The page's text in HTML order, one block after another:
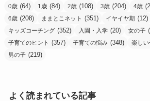
0歳 (64) 1歳 (84) 2歳 (108) 3歳 (204) 4歳
6歳 (208) ままとこネット (351) イヤイヤ期 (12)
キッズコーチング (352) 入園・入学 (20) 女の子
子育てのヒント (357) 子育ての悩み (348) 楽し
男の子 (219)
よく読まれている記事